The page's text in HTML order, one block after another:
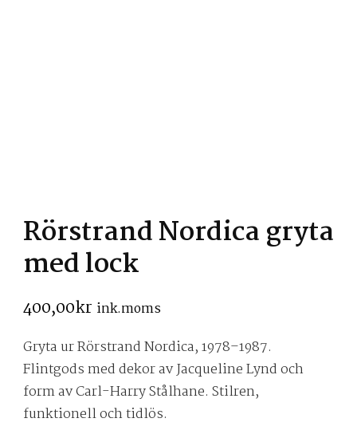
Rörstrand Nordica gryta
med lock
400,00kr ink.moms
Gryta ur Rörstrand Nordica, 1978–1987.
Flintgods med dekor av Jacqueline Lynd och
form av Carl-Harry Stålhane. Stilren,
funktionell och tidlös.